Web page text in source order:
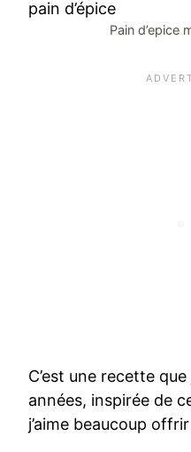
Pain d’epice
C’est une recette
années, inspirée de
j’aime beaucoup